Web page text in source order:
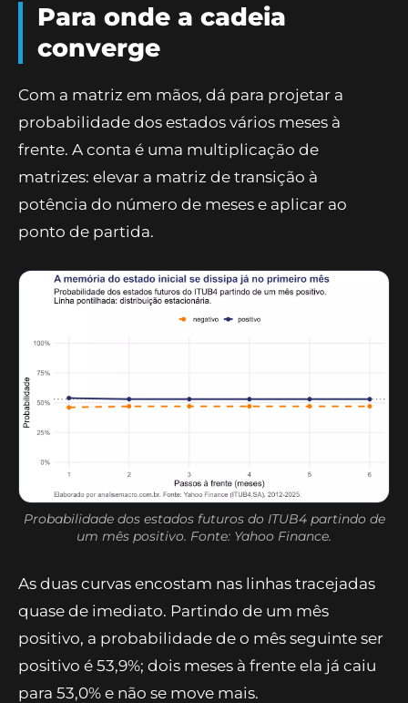
Para onde a cadeia
converge
Com a matriz em mãos, dá para projetar a
probabilidade dos estados vários meses à
frente. A conta é uma multiplicação de
matrizes: elevar a matriz de transição à
potência do número de meses e aplicar ao
ponto de partida.
Probabilidade dos estados futuros do ITUB4 partindo de
um mês positivo. Fonte: Yahoo Finance.
As duas curvas encostam nas linhas tracejadas
quase de imediato. Partindo de um mês
positivo, a probabilidade de o mês seguinte ser
positivo é 53,9%; dois meses à frente ela já caiu
para 53,0% e não se move mais.